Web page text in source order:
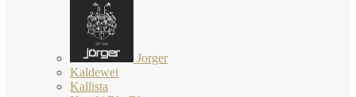
Jorger
Kaldewei
Kallista